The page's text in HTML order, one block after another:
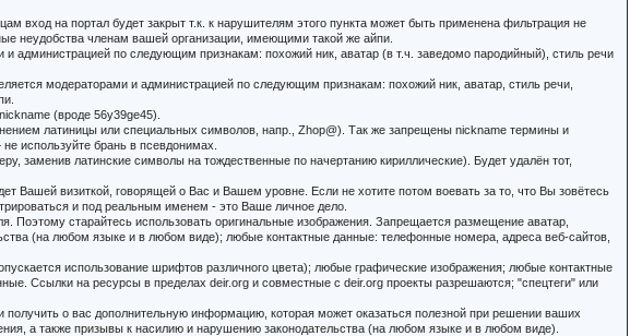
вход на портал будет закрыт т.к. к нарушителям этого пункта может быть применена фильтрация не
неудобства членам вашей организации, имеющими такой же айпи.
администрацией по следующим признакам: похожий ник, аватар (в т.ч. заведомо пародийный), стиль речи
модераторами и администрацией по следующим признакам: похожий ник, аватар, стиль речи,
(вроде 56y39ge45).
латиницы или специальных символов, напр., Zhop@). Так же запрещены nickname термины и
используйте брань в псевдонимах.
заменив латинские символы на тождественные по начертанию кириллические). Будет удалён тот,
Вашей визиткой, говорящей о Вас и Вашем уровне. Если не хотите потом воевать за то, что Вы зовётесь
и под реальным именем - это Ваше личное дело.
Поэтому старайтесь использовать оригинальные изображения. Запрещается размещение аватар,
(на любом языке и в любом виде); любые контактные данные: телефонные номера, адреса веб-сайтов,
использование шрифтов различного цвета); любые графические изображения; любые контактные
Ссылки на ресурсы в пределах deir.org и совместные с deir.org проекты разрешаются; "спецтеги" или
о вас дополнительную информацию, которая может оказаться полезной при решении ваших
а также призывы к насилию и нарушению законодательства (на любом языке и в любом виде).